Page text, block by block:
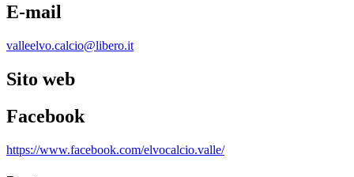
E-mail
valleelvo.calcio@libero.it
Sito web
Facebook
https://www.facebook.com/elvocalcio.valle/